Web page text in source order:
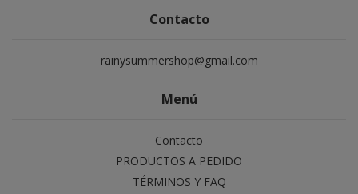
Contacto
rainysummershop@gmail.com
Menú
Contacto
PRODUCTOS A PEDIDO
TÉRMINOS Y FAQ